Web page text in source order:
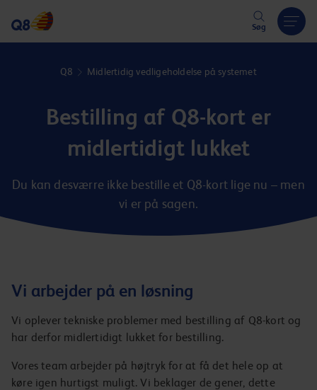
Søg
Q8 Midlertidig vedligeholdelse på systemet
Bestilling af Q8-kort er
midlertidigt lukket
Du kan desværre ikke bestille et Q8-kort lige nu – men
vi er på sagen.
Vi arbejder på en løsning
Vi oplever tekniske problemer med bestilling af Q8-kort og
har derfor midlertidigt lukket for bestilling.
Vores team arbejder på højtryk for at få det hele op at
køre igen hurtigst muligt. Vi beklager de gener, dette